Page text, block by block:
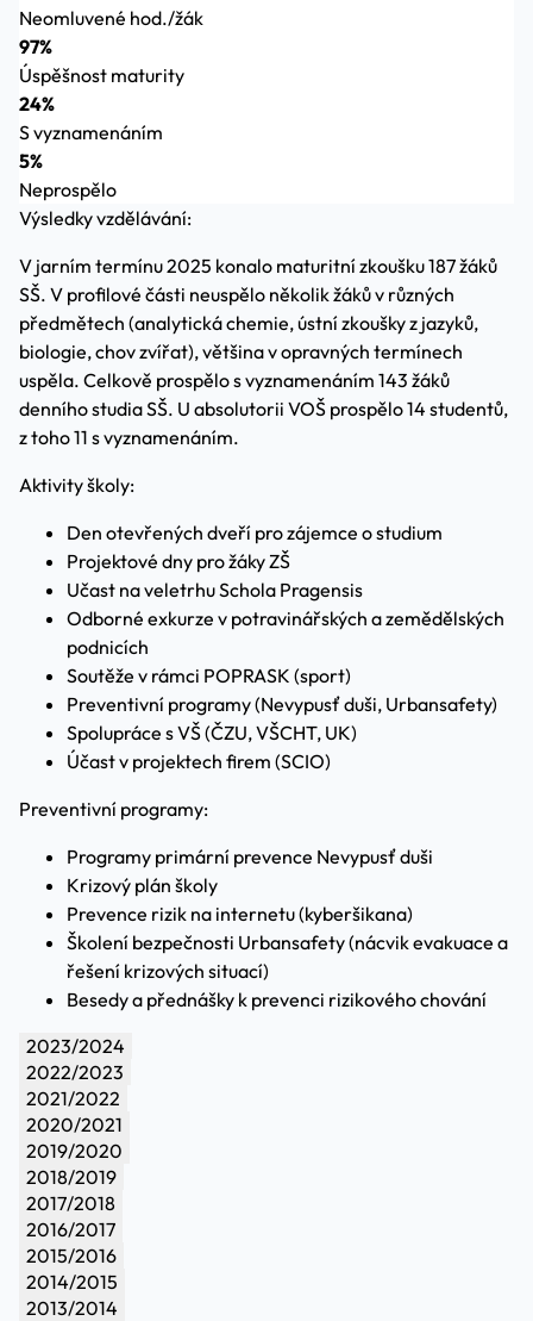
Neomluvené hod./žák
97%
Úspěšnost maturity
24%
S vyznamenáním
5%
Neprospělo
Výsledky vzdělávání:
V jarním termínu 2025 konalo maturitní zkoušku 187 žáků
SŠ. V profilové části neuspělo několik žáků v různých
předmětech (analytická chemie, ústní zkoušky z jazyků,
biologie, chov zvířat), většina v opravných termínech
uspěla. Celkově prospělo s vyznamenáním 143 žáků
denního studia SŠ. U absolutorii VOŠ prospělo 14 studentů,
z toho 11 s vyznamenáním.
Aktivity školy:
Den otevřených dveří pro zájemce o studium
Projektové dny pro žáky ZŠ
Učast na veletrhu Schola Pragensis
Odborné exkurze v potravinářských a zemědělských
podnicích
Soutěže v rámci POPRASK (sport)
Preventivní programy (Nevypusť duši, Urbansafety)
Spolupráce s VŠ (ČZU, VŠCHT, UK)
Účast v projektech firem (SCIO)
Preventivní programy:
Programy primární prevence Nevypusť duši
Krizový plán školy
Prevence rizik na internetu (kyberšikana)
Školení bezpečnosti Urbansafety (nácvik evakuace a
řešení krizových situací)
Besedy a přednášky k prevenci rizikového chování
2023/2024
2022/2023
2021/2022
2020/2021
2019/2020
2018/2019
2017/2018
2016/2017
2015/2016
2014/2015
2013/2014